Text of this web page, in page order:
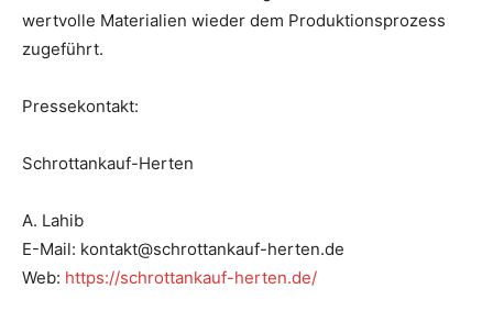
wertvolle Materialien wieder dem Produktionsprozess
zugeführt.
Pressekontakt:
Schrottankauf-Herten
A. Lahib
E-Mail: kontakt@schrottankauf-herten.de
Web: https://schrottankauf-herten.de/